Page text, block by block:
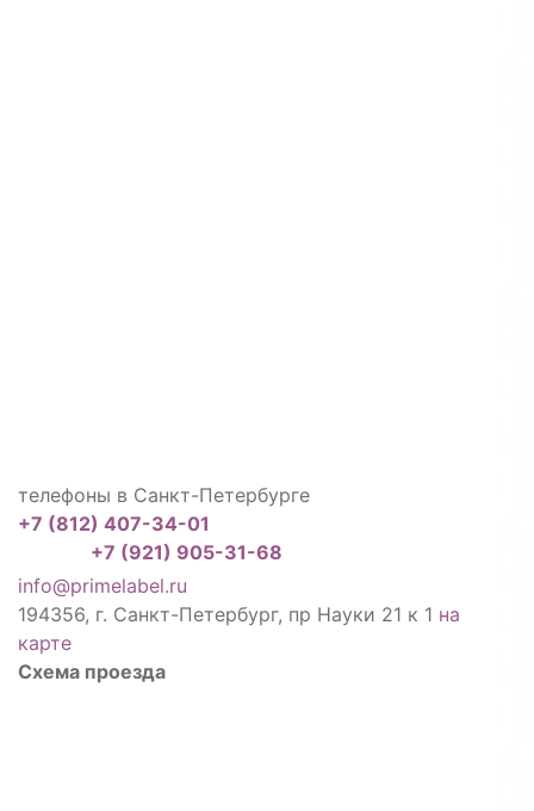
телефоны в Санкт-Петербурге
+7 (812) 407-34-01
+7 (921) 905-31-68
info@primelabel.ru
194356, г. Санкт-Петербург, пр Науки 21 к 1 на
карте
Схема проезда